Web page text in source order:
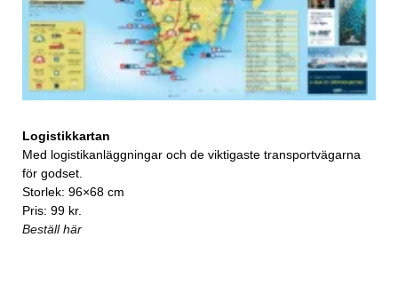
Logistikkartan
Med logistikanläggningar och de viktigaste transportvägarna
för godset.
Storlek: 96×68 cm
Pris: 99 kr.
Beställ här